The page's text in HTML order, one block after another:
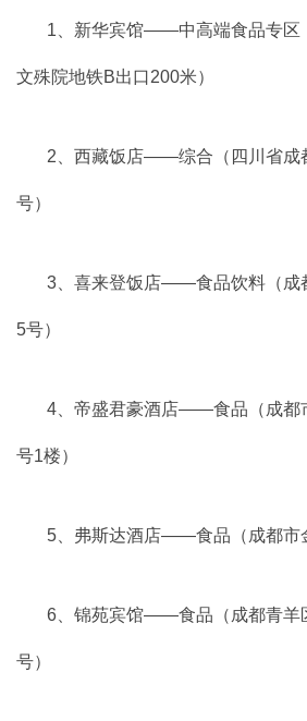
1、新华宾馆——中高端食品专区
文殊院地铁B出口200米）
2、西藏饭店——综合（四川省成
号）
3、喜来登饭店——食品饮料（成
5号）
4、帝盛君豪酒店——食品（成都
号1楼）
5、弗斯达酒店——食品（成都市
6、锦苑宾馆——食品（成都青羊
号）